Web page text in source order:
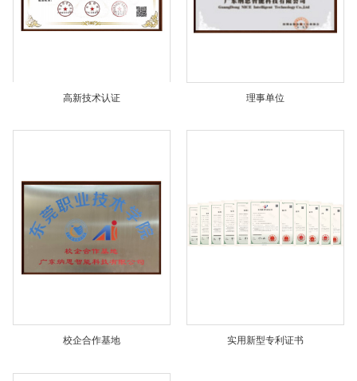
高新技术认证 理事单位
校企合作基地 实用新型专利证书